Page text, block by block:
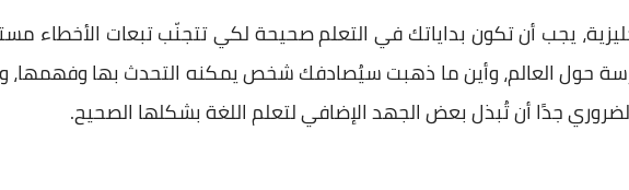
يجب أن تكون بداياتك في التعلم صحيحة لكي تتجنّب تبعات الأخطاء
حول العالم، وأين ما ذهبت سيُصادفك شخص يمكنه التحدث بها
جدًا أن تُبذل بعض الجهد الإضافي لتعلم اللغة بشكلها الصحيح.